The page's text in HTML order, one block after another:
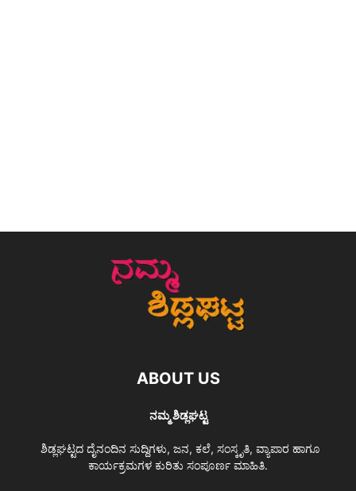
ABOUT US
ನಮ್ಮ ಶಿಡ್ಲಘಟ್ಟ
ಶಿಡ್ಲಘಟ್ಟದ ದೈನಂದಿನ ಸುದ್ದಿಗಳು, ಜನ, ಕಲೆ, ಸಂಸ್ಕೃತಿ, ವ್ಯಾಪಾರ ಹಾಗೂ
ಕಾರ್ಯಕ್ರಮಗಳ ಕುರಿತು ಸಂಪೂರ್ಣ ಮಾಹಿತಿ.